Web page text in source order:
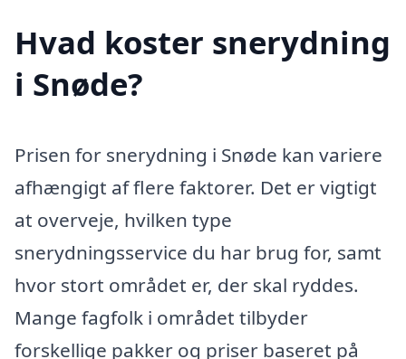
Hvad koster snerydning
i Snøde?
Prisen for snerydning i Snøde kan variere
afhængigt af flere faktorer. Det er vigtigt
at overveje, hvilken type
snerydningsservice du har brug for, samt
hvor stort området er, der skal ryddes.
Mange fagfolk i området tilbyder
forskellige pakker og priser baseret på